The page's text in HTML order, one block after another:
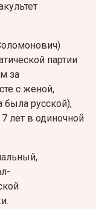
партии
за
с женой,
была русской),
лет в одиночной